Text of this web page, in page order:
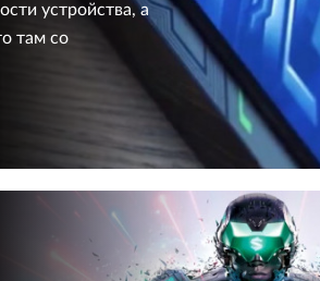
устройства, а
там со